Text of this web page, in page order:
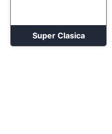
Super Clasica